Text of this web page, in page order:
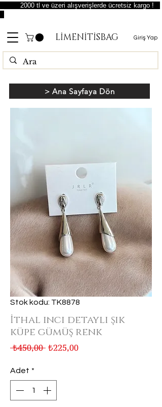
LİMENİTİSBAG Giriş Yap
2000 tl ve üzeri alışverişlerde ücretsiz kargo !
Stok kodu: TK8878
İthal inci detaylı şık
küpe gümüş renk
₺450,00 Normal
₺225,00İndirimli
Adet *
> Ana Sayfaya Dön